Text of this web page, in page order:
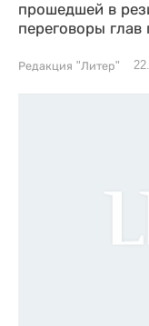
прошедшей в
переговоры глав
Редакция "Литер"